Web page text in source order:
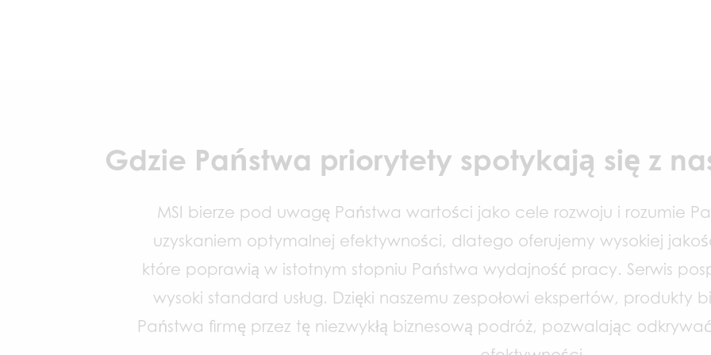
Gdzie Państwa priorytety spotykają się z
MSI bierze pod uwagę Państwa wartości jako cele rozwoju i rozumie
uzyskaniem optymalnej efektywności, dlatego oferujemy wysokiej
które poprawią w istotnym stopniu Państwa wydajność pracy. Serwis
wysoki standard usług. Dzięki naszemu zespołowi ekspertów, produkty
Państwa firmę przez tę niezwykłą biznesową podróż, pozwalając